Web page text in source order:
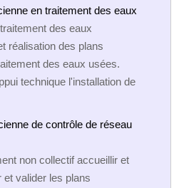
en traitement des eaux
des eaux
réalisation des plans
des eaux usées.
technique l'installation de
de contrôle de réseau
non collectif accueillir et
et valider les plans